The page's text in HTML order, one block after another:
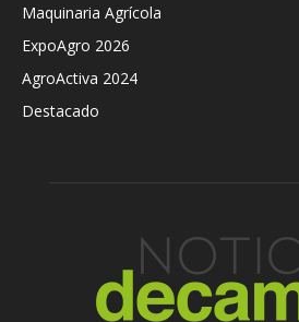
Maquinaria Agrícola
ExpoAgro 2026
AgroActiva 2024
Destacado